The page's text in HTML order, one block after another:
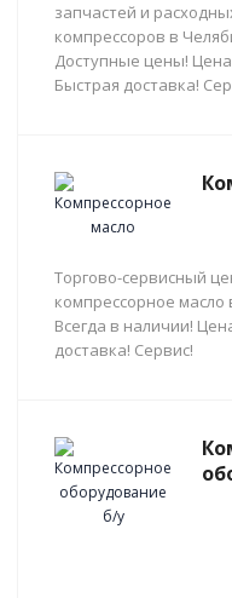
запчастей и
компрессоров в
Доступные цены!
Быстрая доставка!
Торгово-сервисный
компрессорное
Всегда в наличии!
доставка! Сервис!